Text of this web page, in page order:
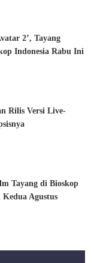
2’, Tayang
Indonesia Rabu Ini
Rilis Versi Live-
Tayang di Bioskop
Kedua Agustus